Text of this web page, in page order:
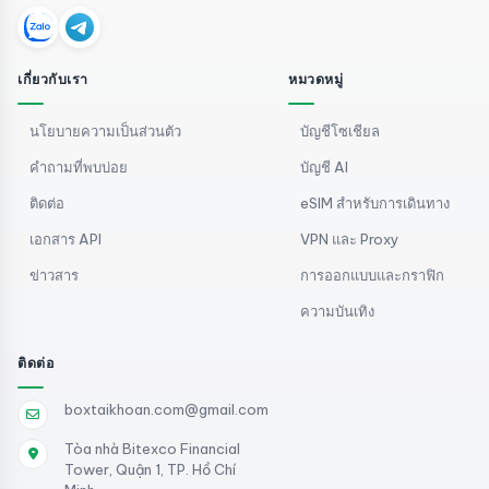
เกี่ยวกับเรา
นโยบายความเป็นส่วนตัว
คำถามที่พบบ่อย
ติดต่อ
เอกสาร API
ข่าวสาร
หมวดหมู่
บัญชีโซเชียล
บัญชี AI
eSIM สำหรับการเดินทาง
VPN และ Proxy
การออกแบบและกราฟิก
ความบันเทิง
ติดต่อ
boxtaikhoan.com@gmail.com
Tòa nhà Bitexco Financial
Tower, Quận 1, TP. Hồ Chí